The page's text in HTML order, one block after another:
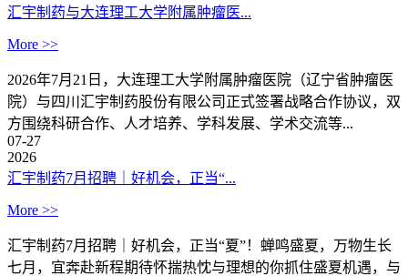
汇宇制药与大连理工大学附属肿瘤医...
More >>
2026年7月21日，大连理工大学附属肿瘤医院（辽宁省肿瘤医
院）与四川汇宇制药股份有限公司正式签署战略合作协议，双
方围绕科研合作、人才培养、学科发展、学术交流等...
07-27
2026
汇宇制药7月招聘｜好机会，正当“...
More >>
汇宇制药7月招聘｜好机会，正当“夏”！蝉鸣盛夏，万物生长
七月，宜奔赴新程期待怀揣热忱与理想的你抓住盛夏机遇，与